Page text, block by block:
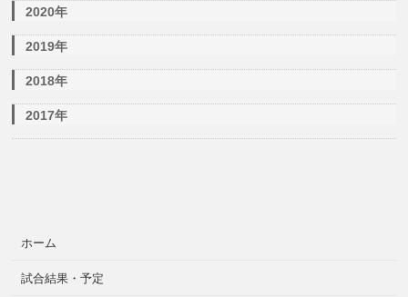
2020年
2019年
2018年
2017年
ホーム
試合結果・予定